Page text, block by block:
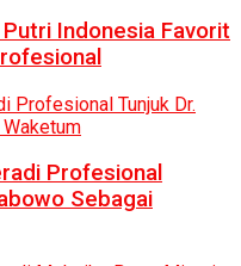
Indonesia Favorit
Profesional
Sebagai